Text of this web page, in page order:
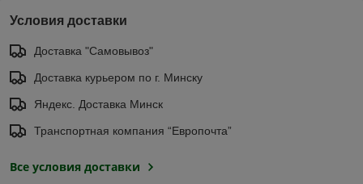
Условия доставки
Доставка "Самовывоз"
Доставка курьером по г. Минску
Яндекс. Доставка Минск
Транспортная компания “Европочта”
Все условия доставки